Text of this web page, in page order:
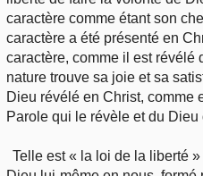
caractère comme étant son
caractère a été présenté en
caractère, comme il est révélé
nature trouve sa joie et sa
Dieu révélé en Christ, comme
Parole qui le révèle et du Dieu
Telle est « la loi de la liberté